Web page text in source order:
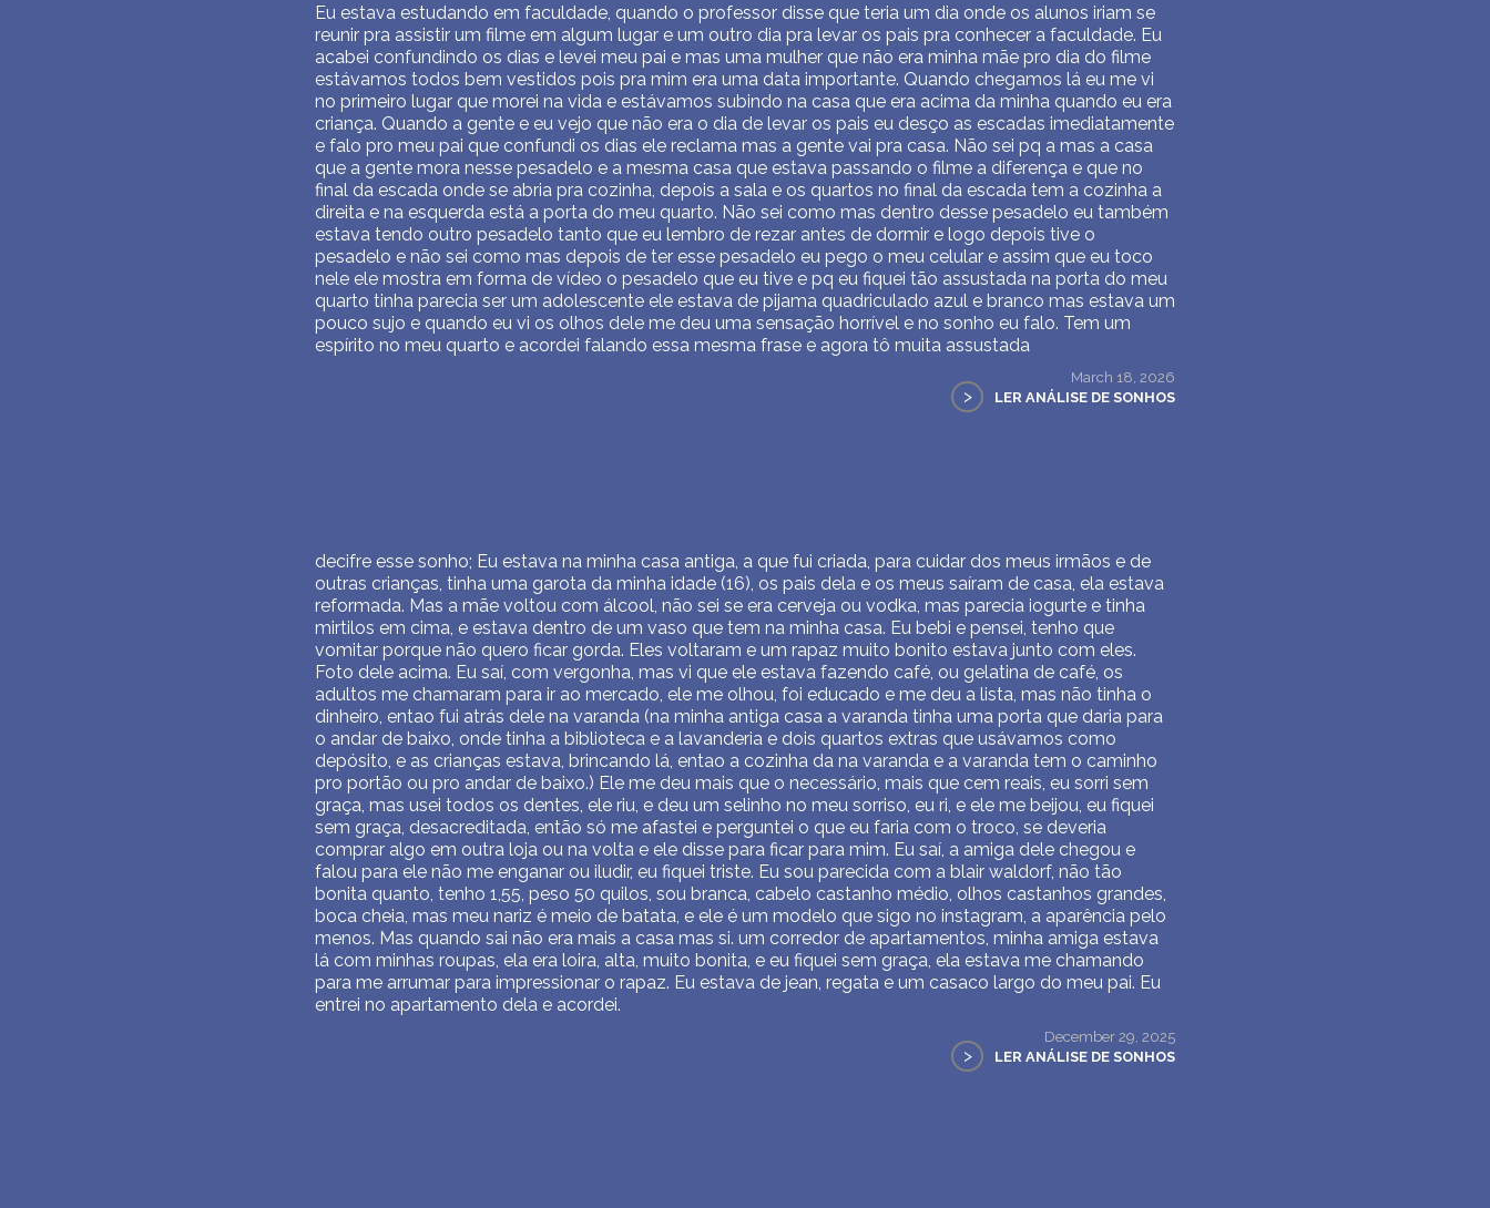
Eu estava estudando em faculdade, quando o professor disse que teria um dia onde os alunos iriam se
reunir pra assistir um filme em algum lugar e um outro dia pra levar os pais pra conhecer a faculdade. Eu
acabei confundindo os dias e levei meu pai e mas uma mulher que não era minha mãe pro dia do filme
estávamos todos bem vestidos pois pra mim era uma data importante. Quando chegamos lá eu me vi
no primeiro lugar que morei na vida e estávamos subindo na casa que era acima da minha quando eu era
criança. Quando a gente e eu vejo que não era o dia de levar os pais eu desço as escadas imediatamente
e falo pro meu pai que confundi os dias ele reclama mas a gente vai pra casa. Não sei pq a mas a casa
que a gente mora nesse pesadelo e a mesma casa que estava passando o filme a diferença e que no
final da escada onde se abria pra cozinha, depois a sala e os quartos no final da escada tem a cozinha a
direita e na esquerda está a porta do meu quarto. Não sei como mas dentro desse pesadelo eu também
estava tendo outro pesadelo tanto que eu lembro de rezar antes de dormir e logo depois tive o
pesadelo e não sei como mas depois de ter esse pesadelo eu pego o meu celular e assim que eu toco
nele ele mostra em forma de vídeo o pesadelo que eu tive e pq eu fiquei tão assustada na porta do meu
quarto tinha parecia ser um adolescente ele estava de pijama quadriculado azul e branco mas estava um
pouco sujo e quando eu vi os olhos dele me deu uma sensação horrível e no sonho eu falo. Tem um
espírito no meu quarto e acordei falando essa mesma frase e agora tô muita assustada
March 18, 2026
> LER ANÁLISE DE SONHOS
decifre esse sonho; Eu estava na minha casa antiga, a que fui criada, para cuidar dos meus irmãos e de
outras crianças, tinha uma garota da minha idade (16), os pais dela e os meus saíram de casa, ela estava
reformada. Mas a mãe voltou com álcool, não sei se era cerveja ou vodka, mas parecia iogurte e tinha
mirtilos em cima, e estava dentro de um vaso que tem na minha casa. Eu bebi e pensei, tenho que
vomitar porque não quero ficar gorda. Eles voltaram e um rapaz muito bonito estava junto com eles.
Foto dele acima. Eu saí, com vergonha, mas vi que ele estava fazendo café, ou gelatina de café, os
adultos me chamaram para ir ao mercado, ele me olhou, foi educado e me deu a lista, mas não tinha o
dinheiro, entao fui atrás dele na varanda (na minha antiga casa a varanda tinha uma porta que daria para
o andar de baixo, onde tinha a biblioteca e a lavanderia e dois quartos extras que usávamos como
depósito, e as crianças estava, brincando lá, entao a cozinha da na varanda e a varanda tem o caminho
pro portão ou pro andar de baixo.) Ele me deu mais que o necessário, mais que cem reais, eu sorri sem
graça, mas usei todos os dentes, ele riu, e deu um selinho no meu sorriso, eu ri, e ele me beijou, eu fiquei
sem graça, desacreditada, então só me afastei e perguntei o que eu faria com o troco, se deveria
comprar algo em outra loja ou na volta e ele disse para ficar para mim. Eu saí, a amiga dele chegou e
falou para ele não me enganar ou iludir, eu fiquei triste. Eu sou parecida com a blair waldorf, não tão
bonita quanto, tenho 1,55, peso 50 quilos, sou branca, cabelo castanho médio, olhos castanhos grandes,
boca cheia, mas meu nariz é meio de batata, e ele é um modelo que sigo no instagram, a aparência pelo
menos. Mas quando sai não era mais a casa mas si. um corredor de apartamentos, minha amiga estava
lá com minhas roupas, ela era loira, alta, muito bonita, e eu fiquei sem graça, ela estava me chamando
para me arrumar para impressionar o rapaz. Eu estava de jean, regata e um casaco largo do meu pai. Eu
entrei no apartamento dela e acordei.
December 29, 2025
> LER ANÁLISE DE SONHOS